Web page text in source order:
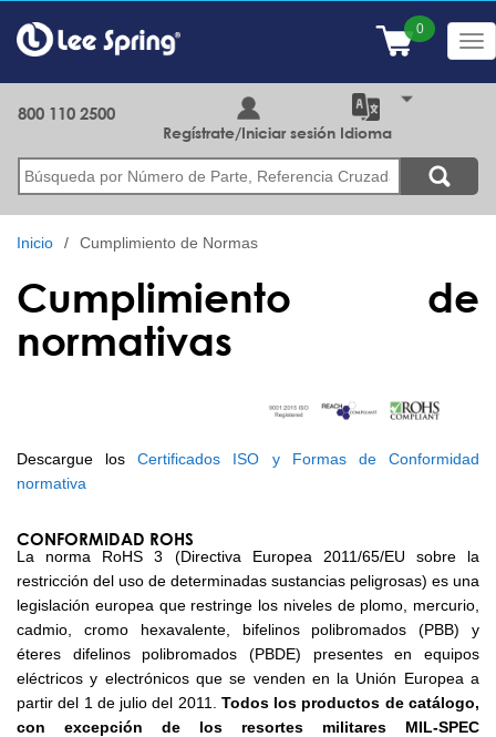
contenido
principal
Buscar
800 110 2500
Regístrate/Iniciar sesiónIdioma
Inicio Cumplimiento de Normas
Cumplimiento de
normativas
Descargue losCertificados ISO y Formas de Conformidad
normativa
CONFORMIDAD ROHS
La norma RoHS 3 (Directiva Europea 2011/65/EU sobre la
restricción del uso de determinadas sustancias peligrosas) es una
legislación europea que restringe los niveles de plomo, mercurio,
cadmio, cromo hexavalente, bifelinos polibromados (PBB) y
éteres difelinos polibromados (PBDE) presentes en equipos
eléctricos y electrónicos que se venden en la Unión Europea a
partir del 1 de julio del 2011. Todos los productos de catálogo,
con excepción de los resortes militares MIL-SPEC